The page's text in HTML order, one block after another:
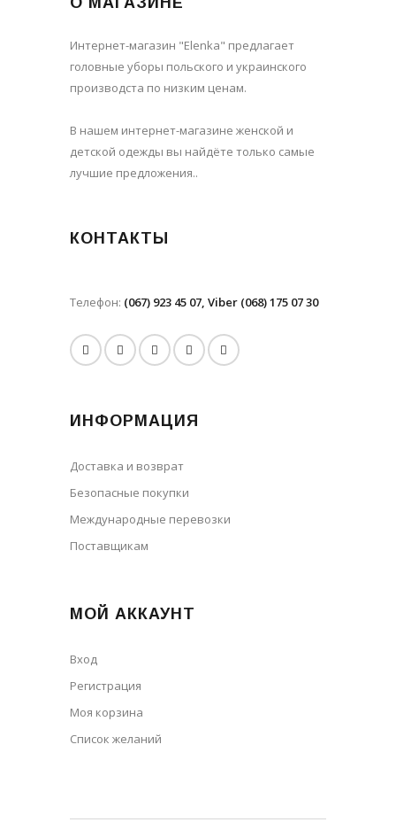
Интернет-магазин "Elenka" предлагает
головные уборы польского и украинского
производста по низким ценам.
В нашем интернет-магазине женской и
детской одежды вы найдёте только самые
лучшие предложения..
КОНТАКТЫ
Телефон: (067) 923 45 07, Viber (068) 175 07 30
ИНФОРМАЦИЯ
Доставка и возврат
Безопасные покупки
Международные перевозки
Поставщикам
МОЙ АККАУНТ
Вход
Регистрация
Моя корзина
Cписок желаний